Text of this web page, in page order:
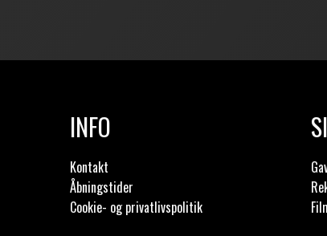
INFO
Kontakt
Åbningstider
Cookie- og privatlivspolitik